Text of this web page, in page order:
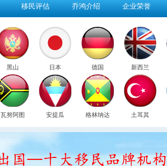
移民评估 乔鸿介绍 企业荣誉
黑山 日本 德国 新西兰
瓦努阿图 安提瓜 格林纳达 土耳其